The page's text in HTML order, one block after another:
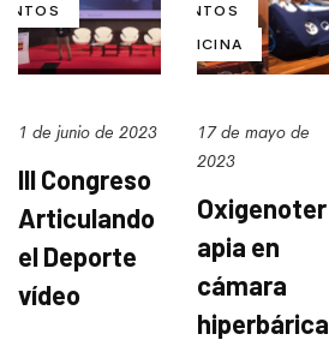
1 de junio de 2023
lll Congreso
Articulando
el Deporte
vídeo
EVENTOS
MEDICINA
17 de mayo de
2023
Oxigenoter
apia en
cámara
hiperbárica